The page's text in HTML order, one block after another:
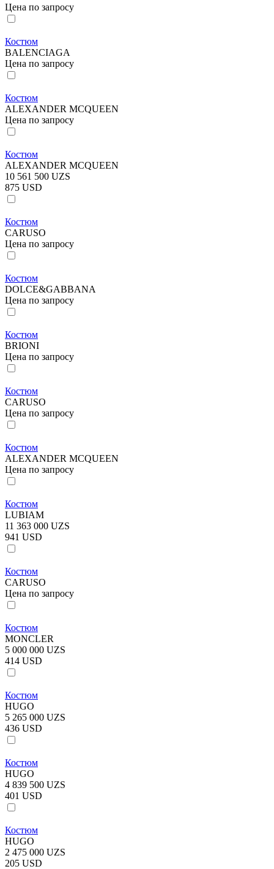
Цена по запросу
Костюм
BALENCIAGA
Цена по запросу
Костюм
ALEXANDER MCQUEEN
Цена по запросу
Костюм
ALEXANDER MCQUEEN
10 561 500 UZS
875 USD
Костюм
CARUSO
Цена по запросу
Костюм
DOLCE&GABBANA
Цена по запросу
Костюм
BRIONI
Цена по запросу
Костюм
CARUSO
Цена по запросу
Костюм
ALEXANDER MCQUEEN
Цена по запросу
Костюм
LUBIAM
11 363 000 UZS
941 USD
Костюм
CARUSO
Цена по запросу
Костюм
MONCLER
5 000 000 UZS
414 USD
Костюм
HUGO
5 265 000 UZS
436 USD
Костюм
HUGO
4 839 500 UZS
401 USD
Костюм
HUGO
2 475 000 UZS
205 USD